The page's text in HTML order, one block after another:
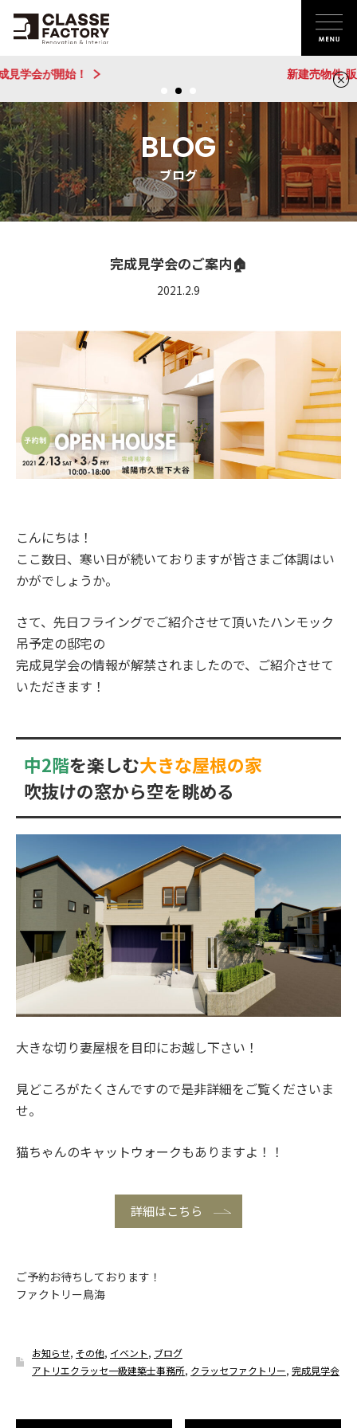
新建売物件 販売開始！@城陽
BLOG
ブログ
完成見学会のご案内🏠
2021.2.9
こんにちは！
ここ数日、寒い日が続いておりますが皆さまご体調はい
かがでしょうか。
さて、先日フライングでご紹介させて頂いたハンモック
吊予定の邸宅の
完成見学会の情報が解禁されましたので、ご紹介させて
いただきます！
中2階を楽しむ大きな屋根の家
吹抜けの窓から空を眺める
大きな切り妻屋根を目印にお越し下さい！
見どころがたくさんですので是非詳細をご覧くださいま
せ。
猫ちゃんのキャットウォークもありますよ！！
詳細はこちら
ご予約お待ちしております！
ファクトリー鳥海
お知らせ, その他, イベント, ブログ
アトリエクラッセ一級建築士事務所, クラッセファクトリー, 完成見学会